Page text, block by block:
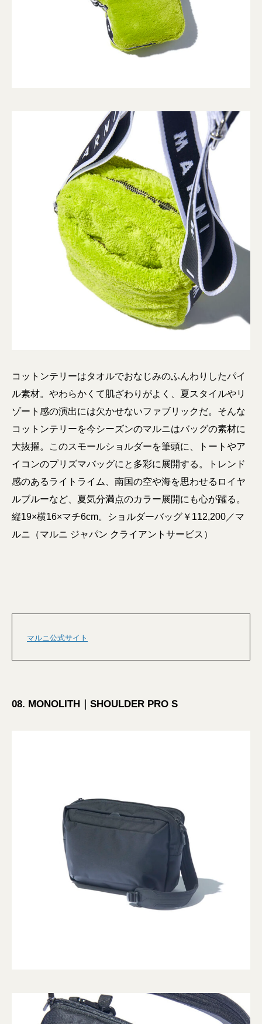
コットンテリーはタオルでおなじみのふんわりしたパイ
ル素材。やわらかくて肌ざわりがよく、夏スタイルやリ
ゾート感の演出には欠かせないファブリックだ。そんな
コットンテリーを今シーズンのマルニはバッグの素材に
大抜擢。このスモールショルダーを筆頭に、トートやア
イコンのプリズマバッグにと多彩に展開する。トレンド
感のあるライトライム、南国の空や海を思わせるロイヤ
ルブルーなど、夏気分満点のカラー展開にも心が躍る。
縦19×横16×マチ6cm。ショルダーバッグ￥112,200／マ
ルニ（マルニ ジャパン クライアントサービス）
マルニ公式サイト
08. MONOLITH｜SHOULDER PRO S